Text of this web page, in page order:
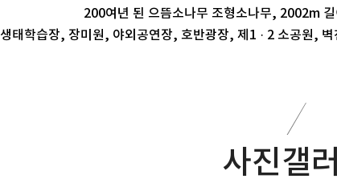
200여년 된 으뜸소나무 조형소나무, 2002m
생태학습장, 장미원, 야외공연장, 호반광장, 제1 · 2 소공원,
사진갤